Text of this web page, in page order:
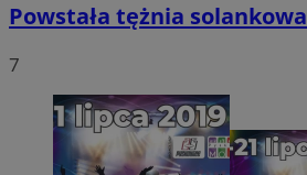
Powstała tężnia solankowa
7